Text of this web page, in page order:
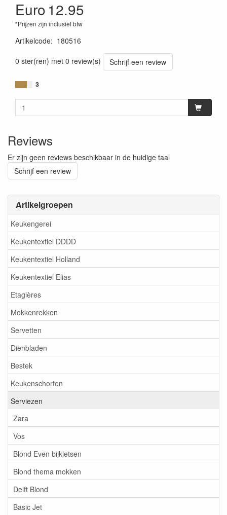
Artikelgroepen
Keukengerei
Keukentextiel DDDD
Keukentextiel Holland
Keukentextiel Elias
Etagières
Mokkenrekken
Servetten
Dienbladen
Bestek
Keukenschorten
Serviezen
Zara
Vos
Blond Even bijkletsen
Blond thema mokken
Delft Blond
Basic Jet
Euro12.95
*Prijzen zijn inclusief btw
Artikelcode: 180516
0 ster(ren) met 0 review(s)
Schrijf een review
3
Reviews
Er zijn geen reviews beschikbaar in de huidige taal
Schrijf een review